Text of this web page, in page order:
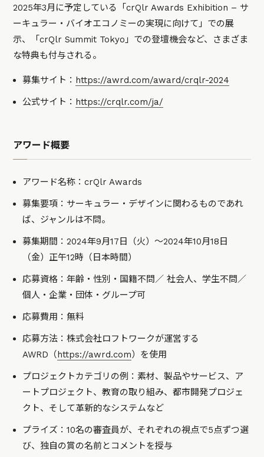
2025年3月に予定している「crQlr Awards Exhibition – サ
ーキュラー・バイオエコノミーの実現に向けて」での展
示、「crQlr Summit Tokyo」での登壇機会など、さまざま
な特典も付与される。
募集サイト： https://awrd.com/award/crqlr-2024
公式サイト： https://crqlr.com/ja/
アワード概要
アワード名称：crQlr Awards
募集要項：サーキュラー・デザインに関わるものであれ
ば、ジャンルは不問。
募集期間：2024年9月17日（火）～2024年10月18日
（金）正午12時（日本時間）
応募資格：年齢・性別・国籍不問／ 社会人、学生不問／
個人・企業・団体・グループ可
応募費用：無料
応募方法：株式会社ロフトワークが運営する
AWRD（https://awrd.com）を使用
プロジェクトカテゴリの例：素材、製品やサービス、ア
ートプロジェクト、教育の取り組み、都市開発プロジェ
クト、そして革新的なシステムなど
プライズ：10名の審査員が、それぞれの視点で5点ずつ選
び、独自の賞の名前とコメントを授与